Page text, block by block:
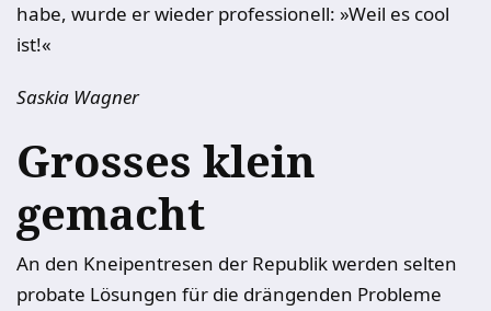
habe, wurde er wieder professionell: »Weil es cool
ist!«
Saskia Wagner
Grosses klein
gemacht
An den Kneipentresen der Republik werden selten
probate Lösungen für die drängenden Probleme